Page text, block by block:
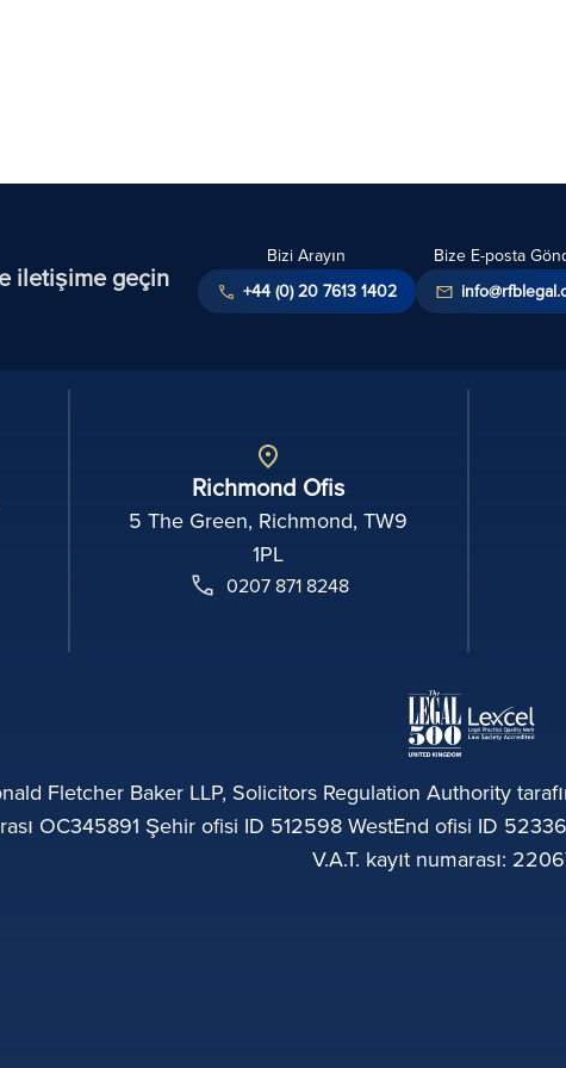
iletişime geçin
Bizi Arayın
+44 (0) 20 7613 1402
Bize E-posta
Richmond Ofis
5 The Green, Richmond, TW9
1PL
0207 871 8248
Fletcher Baker LLP, Solicitors Regulation Authority
OC345891 Şehir ofisi ID 512598 WestEnd ofisi ID
V.A.T. kayıt numarası: